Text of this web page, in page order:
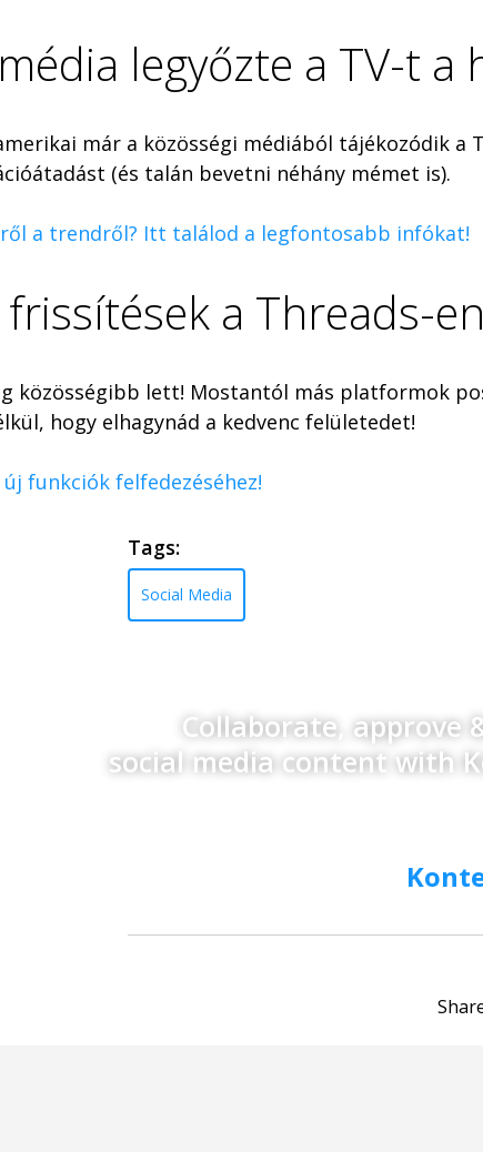
legyőzte a TV-t a
már a közösségi médiából tájékozódik
(és talán bevetni néhány mémet is).
a trendről? Itt találod a legfontosabb infókat!
a Threads-
közösségibb lett! Mostantól más platformok
hogy elhagynád a kedvenc felületedet!
funkciók felfedezéséhez!
Tags:
Social Media
Collaborate, approve
social media content with